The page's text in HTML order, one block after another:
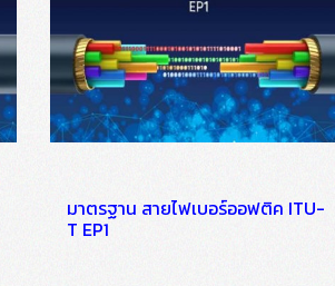
มาตรฐาน สายไฟเบอร์ออฟติค ITU-
T EP1